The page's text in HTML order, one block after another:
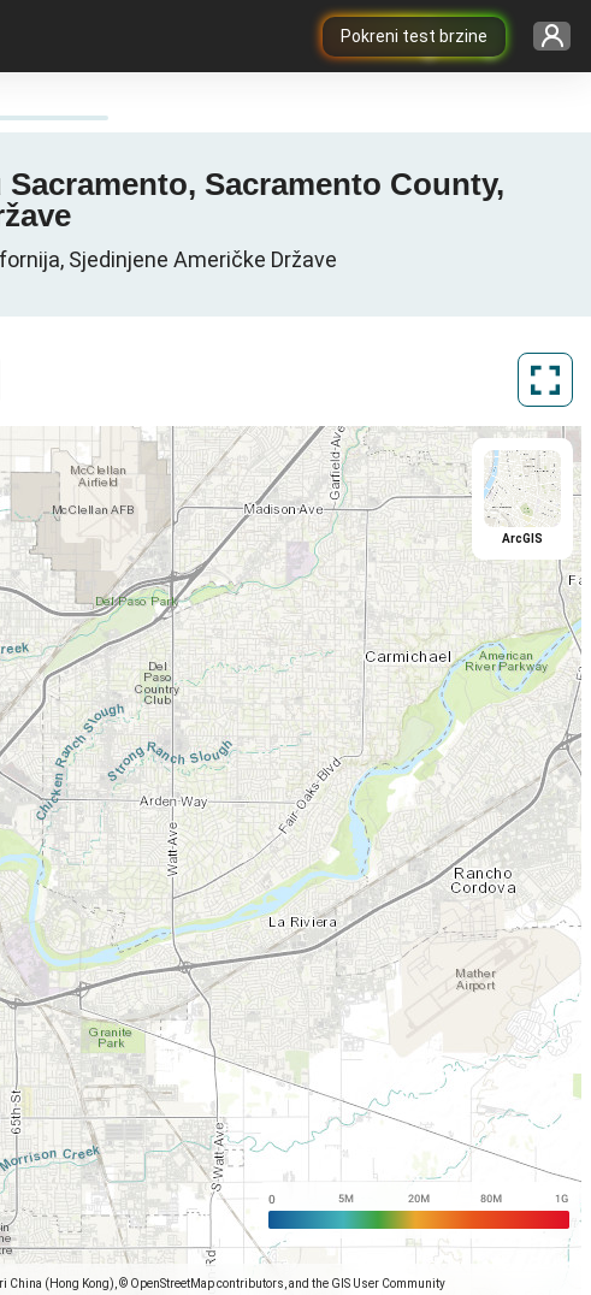
Pokreni test brzine
Sacramento County,
Sjedinjene Američke Države
China (Hong Kong), © OpenStreetMap contributors, and the GIS User Community
ArcGIS